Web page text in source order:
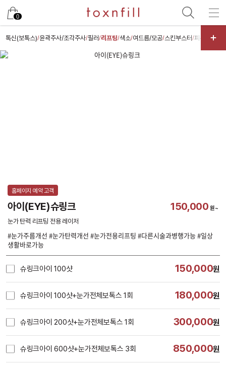
0
톡신(보톡스)/윤곽주사/조각주사/필러/리프팅/색소/여드름/모공/스킨부스터/피부케어
홈페이지 예약 고객
아이(EYE)슈링크 150,000 원~
카카
눈가 탄력 리프팅 전용 레이저
#눈가주름개선 #눈가탄력개선 #눈가전용리프팅 #다른시술과병행가능 #일상
생활바로가능
슈링크아이 100샷 150,000원
슈링크아이 100샷+눈가전체보톡스 1회 180,000원
슈링크아이 200샷+눈가전체보톡스 1회 300,000원
슈링크아이 600샷+눈가전체보톡스 3회 850,000원